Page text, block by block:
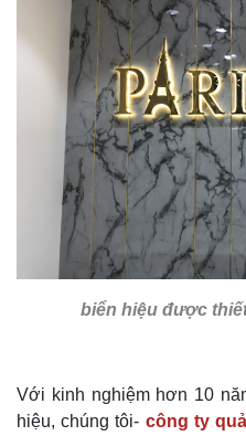
biển hiệu được
Với kinh nghiệm hơn 10
hiệu, chúng tôi- công ty